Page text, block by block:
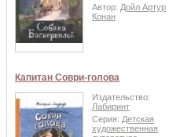
Автор: Дойл Артур
Конан
Капитан Соври-голова
Издательство:
Лабиринт
Серия: Детская
художественная